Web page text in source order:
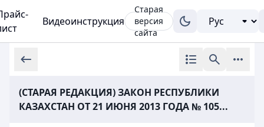
Видеоинструкция
Старая
версия
сайта
(СТАРАЯ РЕДАКЦИЯ) ЗАКОН РЕСПУБЛИКИ
КАЗАХСТАН ОТ 21 ИЮНЯ 2013 ГОДА № 105...